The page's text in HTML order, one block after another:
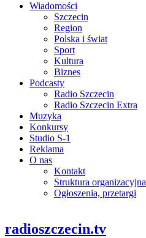
Wiadomości
Szczecin
Region
Polska i świat
Sport
Kultura
Biznes
Podcasty
Radio Szczecin
Radio Szczecin Extra
Muzyka
Konkursy
Studio S-1
Reklama
O nas
Kontakt
Struktura organizacyjna
Ogłoszenia, przetargi
radioszczecin.tv